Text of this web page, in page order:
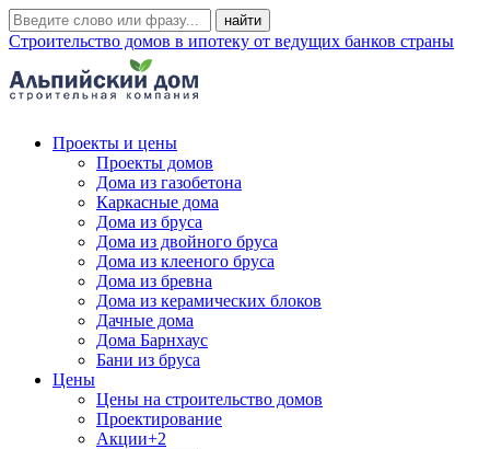
Строительство домов в ипотеку от ведущих банков страны
Проекты и цены
Проекты домов
Дома из газобетона
Каркасные дома
Дома из бруса
Дома из двойного бруса
Дома из клееного бруса
Дома из бревна
Дома из керамических блоков
Дачные дома
Дома Барнхаус
Бани из бруса
Цены
Цены на строительство домов
Проектирование
Акции+2